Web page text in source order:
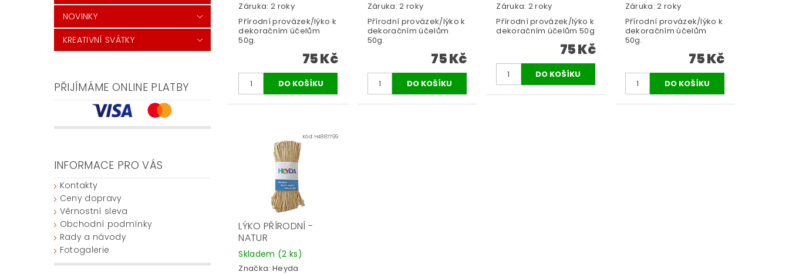
NOVINKY
KREATIVNÍ SVÁTKY
PŘIJÍMÁME ONLINE PLATBY
INFORMACE PRO VÁS
Kontakty
Ceny dopravy
Věrnostní sleva
Obchodní podmínky
Rady a návody
Fotogalerie
Záruka: 2 roky
Přírodní provázek/lýko k
dekoračním účelům
50g.
75 Kč
Záruka: 2 roky
Přírodní provázek/lýko k
dekoračním účelům
50g.
75 Kč
Záruka: 2 roky
Přírodní provázek/lýko k
dekoračním účelům 50g
75 Kč
Záruka: 2 roky
Přírodní provázek/lýko k
dekoračním účelům
50g.
75 Kč
Kód: H4887799
LÝKO PŘÍRODNÍ -
NATUR
Skladem (2 ks)
Značka: Heyda